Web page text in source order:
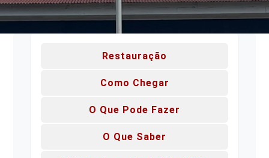
Restauração
Como Chegar
O Que Pode Fazer
O Que Saber